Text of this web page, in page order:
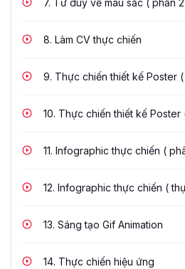
7. Tư duy về màu sắc ( phần
8. Làm CV thực chiến
9. Thực chiến thiết kế Poster (
10. Thực chiến thiết kế Poster
11. Infographic thực chiến (
12. Infographic thực chiến (
13. Sáng tạo Gif Animation
14. Thực chiến hiệu ứng